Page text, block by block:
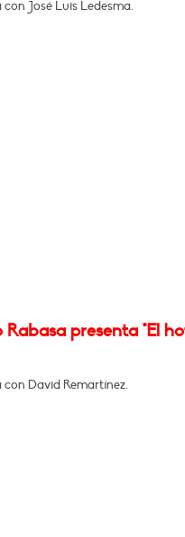
José Luis Ledesma.
Rabasa presenta "El
David Remartínez.